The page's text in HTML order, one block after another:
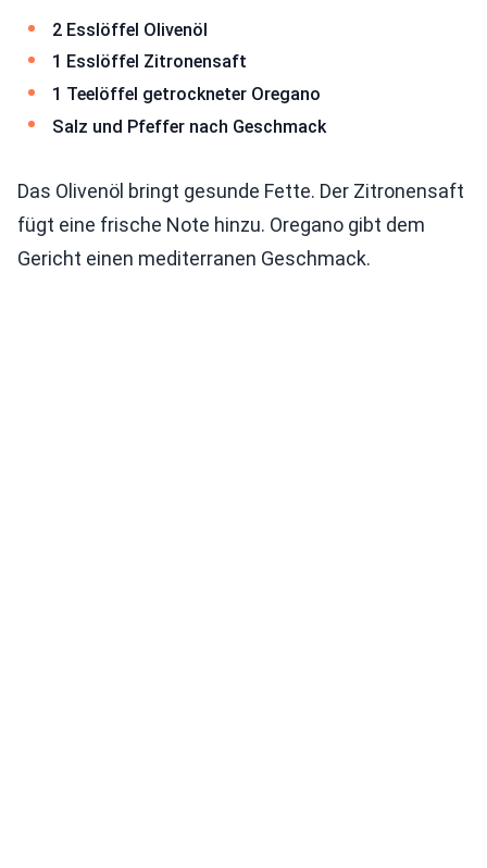
2 Esslöffel Olivenöl
1 Esslöffel Zitronensaft
1 Teelöffel getrockneter Oregano
Salz und Pfeffer nach Geschmack
Das Olivenöl bringt gesunde Fette. Der Zitronensaft
fügt eine frische Note hinzu. Oregano gibt dem
Gericht einen mediterranen Geschmack.